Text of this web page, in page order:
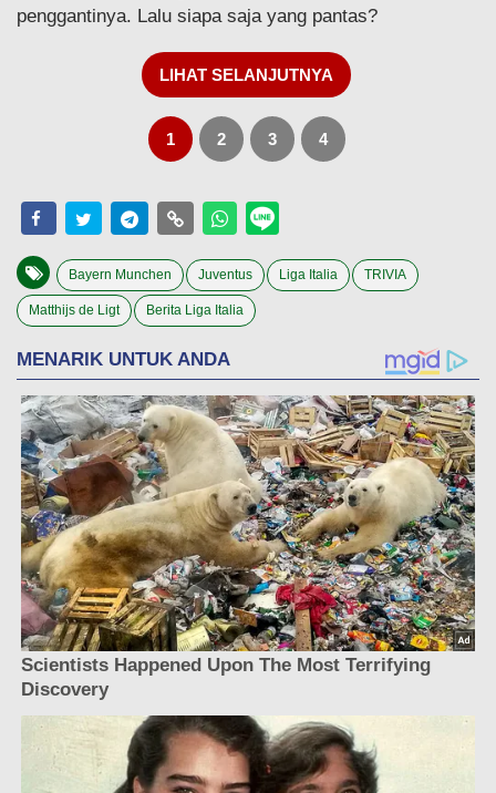
penggantinya. Lalu siapa saja yang pantas?
LIHAT SELANJUTNYA
1 2 3 4
Bayern Munchen Juventus Liga Italia TRIVIA
Matthijs de Ligt Berita Liga Italia